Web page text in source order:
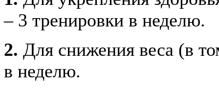
– 3 тренировки в неделю.
2. Для снижения веса (в
в неделю.